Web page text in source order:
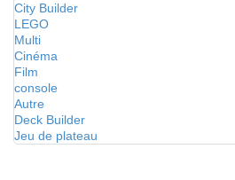
City Builder
LEGO
Multi
Cinéma
Film
console
Autre
Deck Builder
Jeu de plateau